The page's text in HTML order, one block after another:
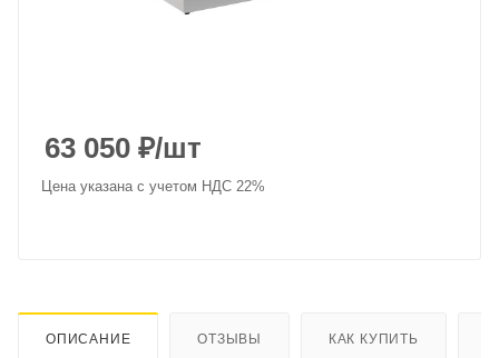
63 050 ₽/шт
Цена указана с учетом НДС 22%
ОПИСАНИЕ ОТЗЫВЫ КАК КУПИТЬ